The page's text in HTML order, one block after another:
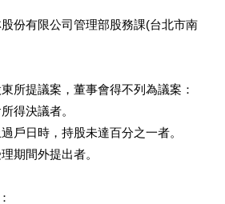
份有限公司管理部股務課(台北市南
所提議案，董事會得不列為議案：
得決議者。
戶日時，持股未達百分之一者。
期間外提出者。